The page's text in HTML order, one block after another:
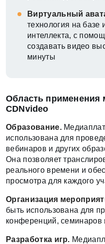
Виртуальный
технология на базе
интеллекта, с
создавать видео
минуты
Область
CDNvideo
Образование.
использована для
вебинаров и других
Она позволяет
реального времени и
просмотра для каждого
Организация
быть использована для
конференций, семинаров
Разработка игр.